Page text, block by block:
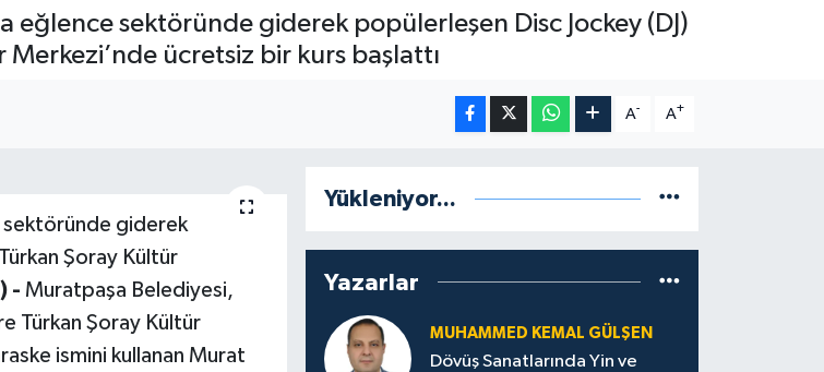
13.703 0
eğlence sektöründe giderek popülerleşen Disc Jockey (DJ)
ücretsiz bir kurs başlattı
A- A+
sektöründe giderek
Şoray Kültür
- Muratpaşa Belediyesi,
Türkan Şoray Kültür
ismini kullanan Murat
Yükleniyor...
Yazarlar
MUHAMMED KEMAL GÜLŞEN
Dövüş Sanatlarında Yin ve